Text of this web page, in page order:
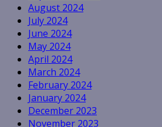
August 2024
July 2024
June 2024
May 2024
April 2024
March 2024
February 2024
January 2024
December 2023
November 2023